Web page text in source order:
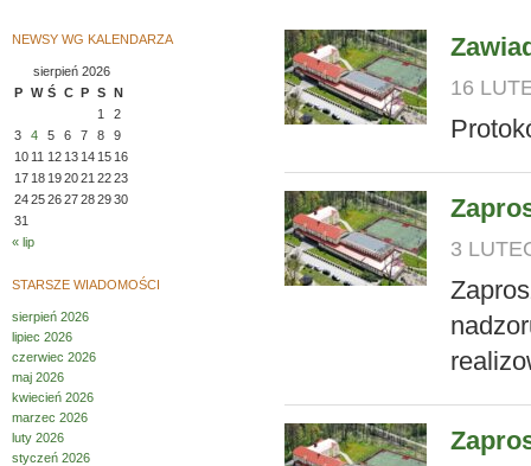
NEWSY WG KALENDARZA
sierpień 2026
P W Ś C P S N
1
2
3
4 5 6 7 8
9
10 11 12 13 14 15 16
17 18 192021 2223
24252627282930
31
« lip
STARSZE WIADOMOŚCI
sierpień 2026
lipiec 2026
czerwiec 2026
maj 2026
kwiecień 2026
marzec 2026
luty 2026
styczeń 2026
16
3